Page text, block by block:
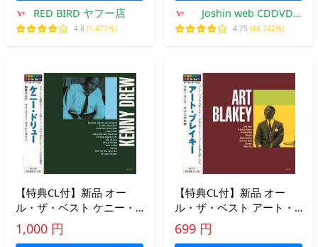
RED BIRD ヤフー店
4.8 (1,477件)
Joshin web CDDVD
Yahoo!店
4.75 (48,742件)
【特典CL付】新品 オー
ル・ザ・ベスト ケニー・
ドリュー CD AO-109
1,000 円
【特典CL付】新品 オー
ル・ザ・ベスト アート・
ブレイキー CD AO-111
699 円